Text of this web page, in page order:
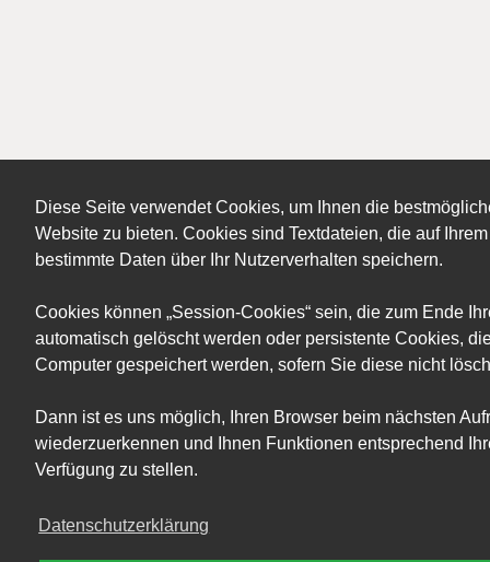
Diese Seite verwendet Cookies, um Ihnen die
Website zu bieten. Cookies sind Textdateien, die auf
bestimmte Daten über Ihr Nutzerverhalten speichern.
Cookies können „Session-Cookies“ sein, die zum Ende
automatisch gelöscht werden oder persistente Cookies,
Computer gespeichert werden, sofern Sie diese nicht
Dann ist es uns möglich, Ihren Browser beim nächsten
wiederzuerkennen und Ihnen Funktionen entsprechend
Verfügung zu stellen.
Datenschutzerklärung